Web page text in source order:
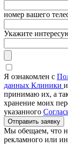
номер вашего
Укажите
Я ознакомлен с
данных Клиники и
принимаю их, а
хранение моих
указанного
Отправить заявку
Мы обещаем, что
рекламного или